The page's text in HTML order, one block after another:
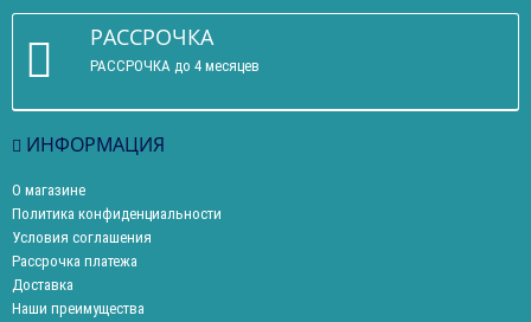
РАССРОЧКА
РАССРОЧКА до 4 месяцев
ИНФОРМАЦИЯ
О магазине
Политика конфиденциальности
Условия соглашения
Рассрочка платежа
Доставка
Наши преимущества